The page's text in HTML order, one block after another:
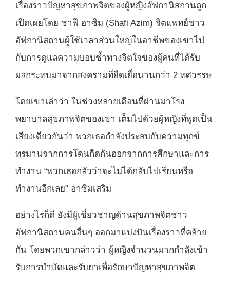
เรื่องราวปัญหาสุขภาพจิตของผู้หญิงอัฟกานิสถานถูก
เปิดเผยโดย ชาฟี อาซิม (Shafi Azim) จิตแพทย์ชาว
อัฟกานิสถานผู้ใช้เวลาส่วนใหญ่ในอาชีพของเขาไป
กับการดูแลความบอบช้ำทางจิตใจของผู้คนที่ได้รับ
ผลกระทบมาจากสงครามที่ยืดเยื้อนานกว่า 2 ทศวรรษ
โดยเขาเล่าว่า ในช่วงหลายเดือนที่ผ่านมาโรง
พยาบาลสุขภาพจิตของเขา เต็มไปด้วยผู้หญิงที่พูดเป็น
เสียงเดียวกันว่า พวกเธอกำลังประสบกับความทุกข์
ทรมานจากการโดนกีดกันออกจากการศึกษาและการ
ทำงาน “พวกเธอกลัวว่าจะไม่ได้กลับไปเรียนหรือ
ทำงานอีกเลย” อาซิมเสริม
อย่างไรก็ดี ยังมีผู้เชี่ยวชาญด้านสุขภาพจิตชาว
อัฟกานิสถานคนอื่นๆ ออกมาแบ่งปันเรื่องราวที่คล้าย
กัน โดยพวกเขากล่าวว่า ผู้หญิงจำนวนมากกำลังเข้า
รับการบำบัดและรับยาเพื่อรักษาปัญหาสุขภาพจิต